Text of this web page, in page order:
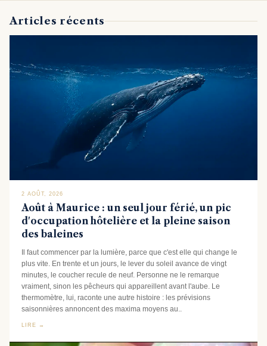
Articles récents
2 AOÛT, 2026
Août à Maurice : un seul jour férié, un pic
d'occupation hôtelière et la pleine saison
des baleines
Il faut commencer par la lumière, parce que c'est elle qui change le
plus vite. En trente et un jours, le lever du soleil avance de vingt
minutes, le coucher recule de neuf. Personne ne le remarque
vraiment, sinon les pêcheurs qui appareillent avant l'aube. Le
thermomètre, lui, raconte une autre histoire : les prévisions
saisonnières annoncent des maxima moyens au..
LIRE →